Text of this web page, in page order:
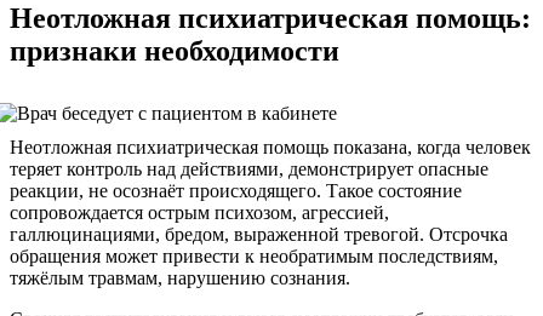
Неотложная психиатрическая помощь:
признаки необходимости
Неотложная психиатрическая помощь показана, когда человек
теряет контроль над действиями, демонстрирует опасные
реакции, не осознаёт происходящего. Такое состояние
сопровождается острым психозом, агрессией,
галлюцинациями, бредом, выраженной тревогой. Отсрочка
обращения может привести к необратимым последствиям,
тяжёлым травмам, нарушению сознания.